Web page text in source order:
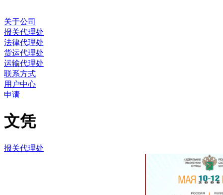
关于公司
报关代理处
法律代理处
货运代理处
运输代理处
联系方式
用户中心
申请
文凭
报关代理处